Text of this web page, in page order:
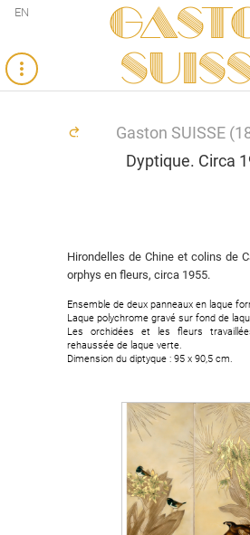
EN
Gaston SUISSE
Dyptique. Circa
Hirondelles de Chine et colins de
orphys en fleurs, circa 1955.
Ensemble de deux panneaux en laque
Laque polychrome gravé sur fond de
Les orchidées et les fleurs
rehaussée de laque verte.
Dimension du diptyque : 95 x 90,5 cm.